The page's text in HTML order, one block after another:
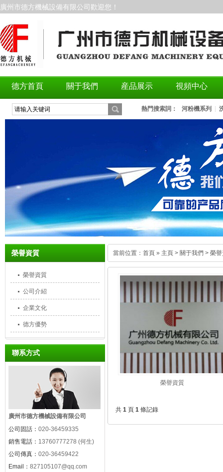
廣州市德方機械設備有限公司歡迎您！
德方首頁 關于我們 産品展示 視頻中心
熱門搜索詞： 河粉機系列
榮譽資質
榮譽資質
公司介紹
企業文化
德方優勢
聯系方式
廣州市德方機械設備有限公司
公司固話： 020-36459335
銷售電話： 13760777278 (何生)
公司傳真： 020-36459422
Email： 827105107@qq.com
當前位置： 首頁 » 主頁 > 關于我們 > 榮
榮譽資質
共 1 頁 1 條記錄